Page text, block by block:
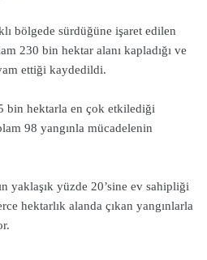
bölgede sürdüğüne işaret edilen
230 bin hektar alanı kapladığı ve
ettiği kaydedildi.
bin hektarla en çok etkilediği
98 yangınla mücadelenin
yaklaşık yüzde 20’sine ev sahipliği
hektarlık alanda çıkan yangınlarla